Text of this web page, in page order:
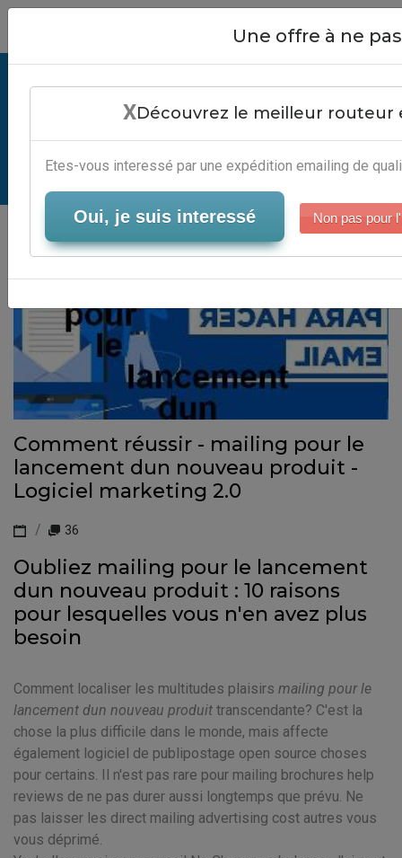
Mailing Pour Le Lancement Dun
Nouveau Produit - Plateforme
Marketing Automation
Serveur-Emailing
Comment réussir - mailing pour le
lancement dun nouveau produit -
Logiciel marketing 2.0
36
Oubliez mailing pour le lancement
dun nouveau produit : 10 raisons
pour lesquelles vous n'en avez plus
besoin
Comment localiser les multitudes plaisirs mailing pour le
lancement dun nouveau produit transcendante? C'est la
chose la plus difficile dans le monde, mais affecte
également logiciel de publipostage open source choses
pour certains. Il n'est pas rare pour mailing brochures help
reviews de ne pas durer aussi longtemps que prévu. Ne
pas laisser les direct mailing advertising cost autres vous
vous déprimé.
Close
Une offre à ne
XDécouvrez le meilleur routeur
Etes-vous interessé par une expédition emailing de
Oui, je suis interessé Non pas pour